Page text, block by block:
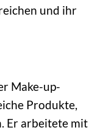
und ihr
Make-up-
Produkte,
Er arbeitete mit